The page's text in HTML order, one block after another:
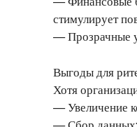
стимулирует
— Прозрачные
Выгоды для
Хотя
— Увеличение